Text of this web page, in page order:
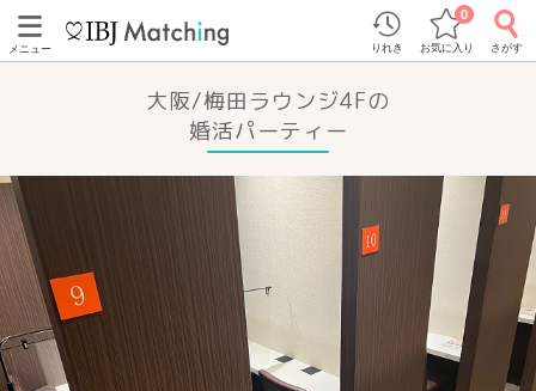
メニュー りれき お気に入り
0
さがす
大阪/梅田ラウンジ4Fの
婚活パーティー